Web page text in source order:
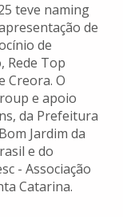
teve naming
de
de
Rede Top
Creora. O
e apoio
da Prefeitura
Jardim da
e do
- Associação
Catarina.